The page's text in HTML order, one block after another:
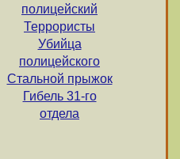
полицейский
Террористы
Убийца
полицейского
Стальной прыжок
Гибель 31-го
отдела